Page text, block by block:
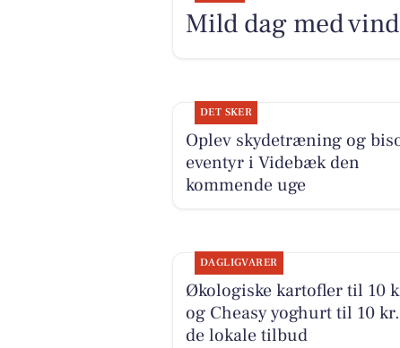
Mild dag med
DET SKER
Oplev skydetræning og
eventyr i Videbæk den
kommende uge
DAGLIGVARER
Økologiske kartofler til 10
og Cheasy yoghurt til 10
de lokale tilbud